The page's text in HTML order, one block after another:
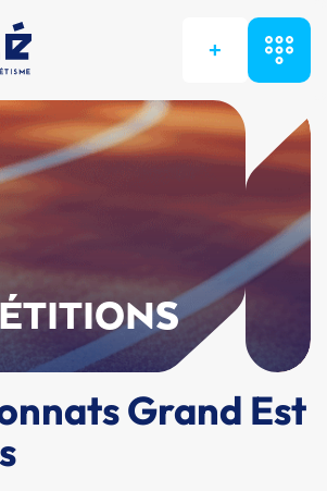
+
Grand Est